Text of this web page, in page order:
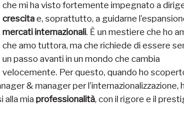
che mi ha visto fortemente impegnato a
crescitae, soprattutto, a guidarne
mercati internazionali. È un mestiere che ho
che amo tuttora, ma che richiede di essere
un passo avanti in un mondo che cambia
velocemente. Per questo, quando ho
& manager per l’internazionalizzazione,
alla mia professionalità, con il rigore e il